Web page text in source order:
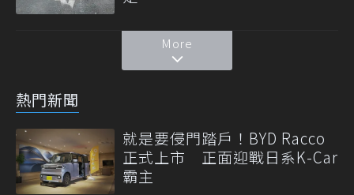
More
熱門新聞
就是要侵門踏戶！BYD Racco
正式上市 正面迎戰日系K-Car
霸主